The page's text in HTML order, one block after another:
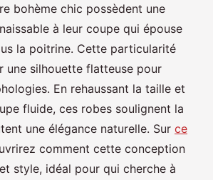
bohème chic possèdent une
à leur coupe qui épouse
la poitrine. Cette particularité
une silhouette flatteuse pour
En rehaussant la taille et
fluide, ces robes soulignent la
une élégance naturelle. Sur ce
comment cette conception
style, idéal pour qui cherche à